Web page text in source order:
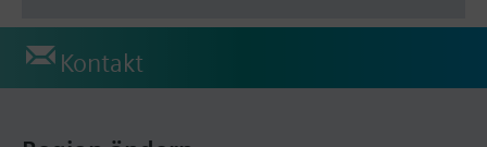
Kontakt